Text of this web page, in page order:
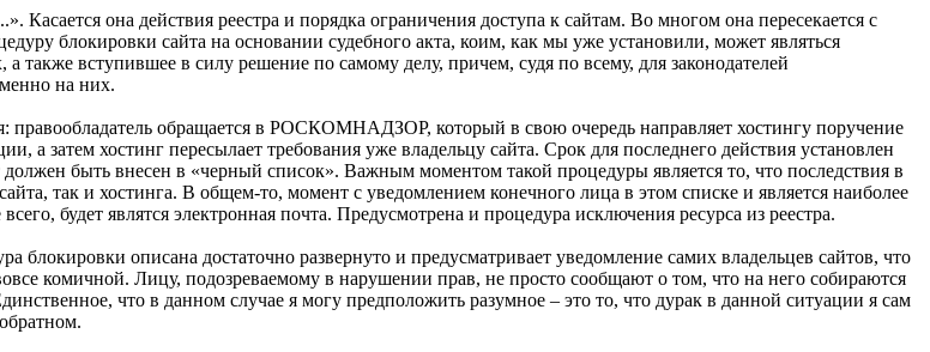
она действия реестра и порядка ограничения доступа к сайтам. Во многом она пересекается с
блокировки сайта на основании судебного акта, коим, как мы уже установили, может являться
вступившее в силу решение по самому делу, причем, судя по всему, для законодателей
на них.
правообладатель обращается в РОСКОМНАДЗОР, который в свою очередь направляет хостингу поручение
а затем хостинг пересылает требования уже владельцу сайта. Срок для последнего действия установлен
быть внесен в «черный список». Важным моментом такой процедуры является то, что последствия в
так и хостинга. В общем-то, момент с уведомлением конечного лица в этом списке и является наиболее
будет являтся электронная почта. Предусмотрена и процедура исключения ресурса из реестра.
описана достаточно развернуто и предусматривает уведомление самих владельцев сайтов, что
комичной. Лицу, подозреваемому в нарушении прав, не просто сообщают о том, что на него собираются
что в данном случае я могу предположить разумное – это то, что дурак в данной ситуации я сам